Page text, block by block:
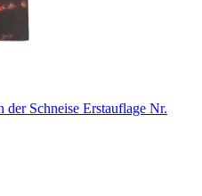
Schneise Erstauflage Nr.